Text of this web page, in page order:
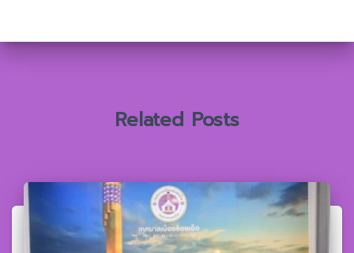
ห
Related Posts